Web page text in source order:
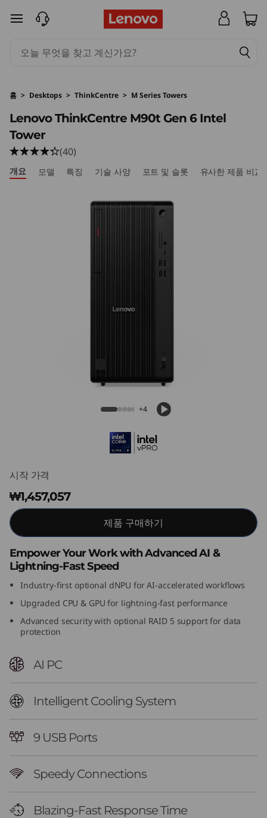
T
n
k
C
e
6
n
e
T
o
w
e
주요 콘텐츠로 건너뛰기
홈 > Desktops > ThinkCentre > M Series Towers
Lenovo ThinkCentre M90t Gen 6 Intel
Lenovo ThinkCentre M90t Gen 6 Intel
Tower
(40)
개요 모델 특징 기술 사양 포트 및 슬롯 유사한 제품 비교
+4
시작 가격
₩1,457,057
제품 구매하기
Empower Your Work with Advanced AI &
Lightning-Fast Speed
Industry-first optional dNPU for AI-accelerated workflows
Upgraded CPU & GPU for lightning-fast performance
Advanced security with optional RAID 5 support for data
protection
AI PC
Intelligent Cooling System
9 USB Ports
Speedy Connections
Blazing-Fast Response Time